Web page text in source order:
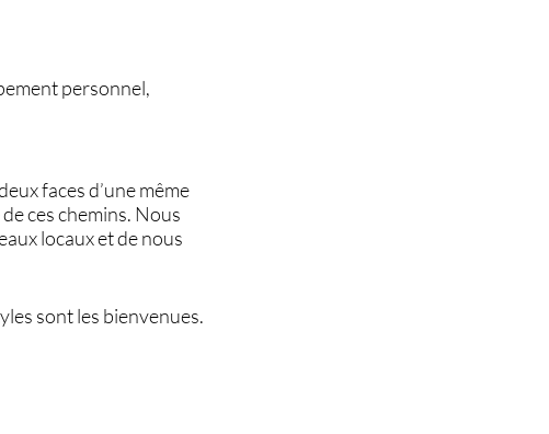
personnel,
faces d’une même
ces chemins. Nous
locaux et de nous
sont les bienvenues.